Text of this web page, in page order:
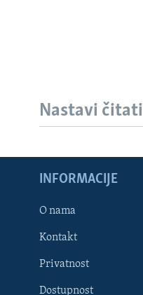
Learning English
Nastavi čitati
INFORMACIJE
O nama
Kontakt
Privatnost
Dostupnost